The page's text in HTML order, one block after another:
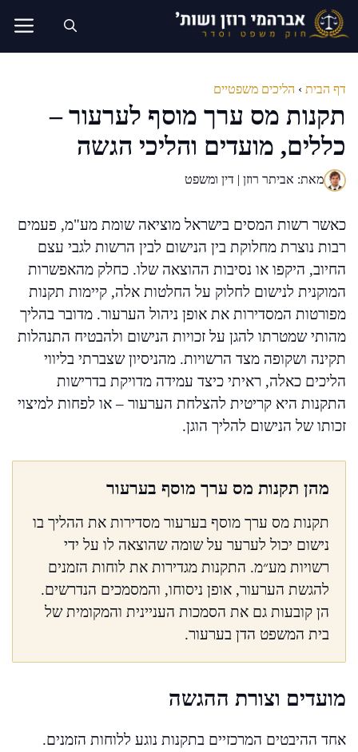
לדלג
לתוכן
דף הבית › הליכים משפטיים
תקנות מס ערך מוסף לערעור –
כללים, מועדים והליכי הגשה
מאת: אביתר רוזן | דין ומשפט
כאשר רשות המסים בישראל מוציאה שומת מע"מ, פעמים
רבות נוצרת מחלוקת בין הנישום לבין הרשות לגבי עצם
החיוב, היקפו או נסיבות ההוצאה שלו. כחלק מהאפשרות
המוקנית לנישום לחלוק על החלטות אלה, קיימות תקנות
מפורטות המסדירות את אופן ניהול הערעור. מדובר בהליך
מהותי שמטרתו להגן על זכויות הנישום ולהבטיח התנהלות
תקינה ושקופה מצד הרשויות. מהניסיון שצברתי בליווי
הליכים כאלה, ראיתי כיצד עמידה מדויקת בדרישות
התקנות היא קריטית להצלחת הערעור – או לפחות למיצוי
זכותו של הנישום להליך הוגן.
מהן תקנות מס ערך מוסף בערעור
תקנות מס ערך מוסף בערעור מסדירות את ההליך בו
נישום יכול לערער על שומה שהוצאה לו על ידי
רשויות מע״מ. התקנות מגדירות את לוחות הזמנים
להגשת הערעור, אופן ניסוחו, והמסמכים הנדרשים.
הן קובעות גם את הסמכות העניינית והמקומית של
בית המשפט הדן בערעור.
מועדים וצורת ההגשה
אחד ההיבטים המרכזיים בתקנות נוגע ללוחות הזמנים.